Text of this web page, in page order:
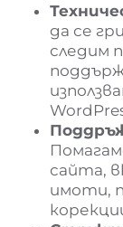
да се
следим
сайта,
имоти,